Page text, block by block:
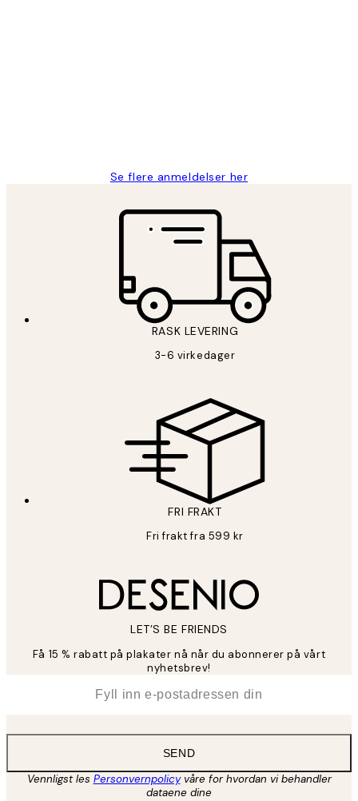
Se flere anmeldelser her
RASK LEVERING
3-6 virkedager
FRI FRAKT
Fri frakt fra 599 kr
LET’S BE FRIENDS
Få 15 % rabatt på plakater nå når du abonnerer på vårt
nyhetsbrev!
SEND
Vennligst les Personvernpolicyvåre for hvordan vi behandler
dataene dine